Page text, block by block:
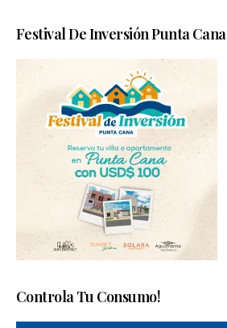
Festival De Inversión Punta Cana
Controla Tu Consumo!